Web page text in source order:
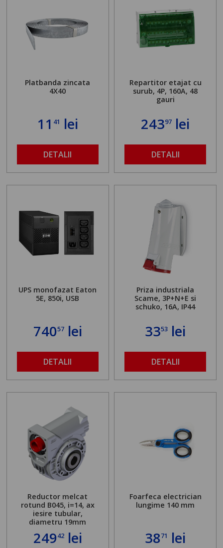
Platbanda zincata
4X40
11 41 lei
DETALII
Repartitor etajat cu
surub, 4P, 160A, 48
gauri
24397 lei
DETALII
UPS monofazat Eaton
5E, 850i, USB
74057lei
DETALII
Priza industriala
Scame, 3P+N+E si
schuko, 16A, IP44
3353 lei
DETALII
Reductor melcat
rotund B045, i=14, ax
iesire tubular,
diametru 19mm
24942lei
Foarfeca electrician
lungime 140 mm
3871 lei